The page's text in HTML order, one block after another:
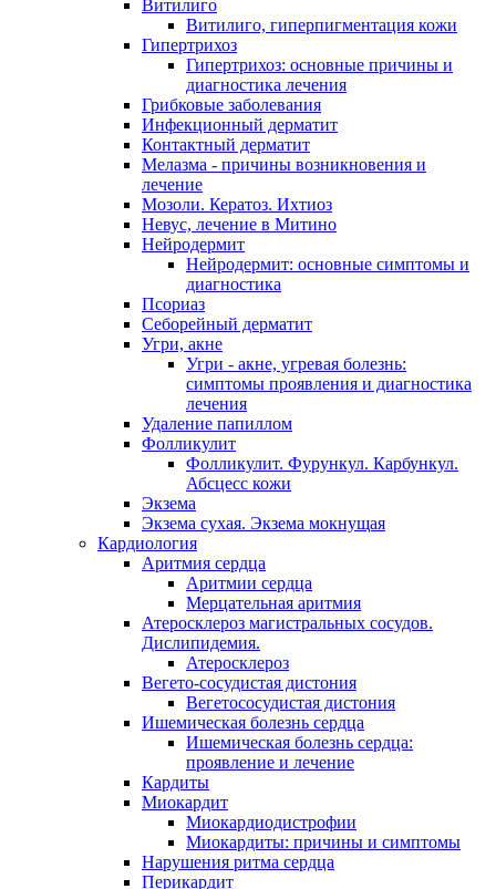
Витилиго
Витилиго, гиперпигментация кожи
Гипертрихоз
Гипертрихоз: основные причины и
диагностика лечения
Грибковые заболевания
Инфекционный дерматит
Контактный дерматит
Мелазма - причины возникновения и
лечение
Мозоли. Кератоз. Ихтиоз
Невус, лечение в Митино
Нейродермит
Нейродермит: основные симптомы и
диагностика
Псориаз
Себорейный дерматит
Угри, акне
Угри - акне, угревая болезнь:
симптомы проявления и диагностика
лечения
Удаление папиллом
Фолликулит
Фолликулит. Фурункул. Карбункул.
Абсцесс кожи
Экзема
Экзема сухая. Экзема мокнущая
Кардиология
Аритмия сердца
Аритмии сердца
Мерцательная аритмия
Атеросклероз магистральных сосудов.
Дислипидемия.
Атеросклероз
Вегето-сосудистая дистония
Вегетососудистая дистония
Ишемическая болезнь сердца
Ишемическая болезнь сердца:
проявление и лечение
Кардиты
Миокардит
Миокардиодистрофии
Миокардиты: причины и симптомы
Нарушения ритма сердца
Перикардит